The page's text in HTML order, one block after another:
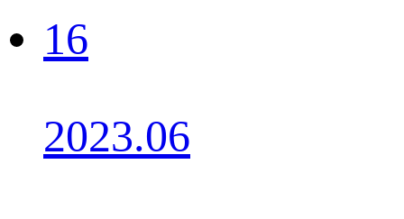
16
2023.06